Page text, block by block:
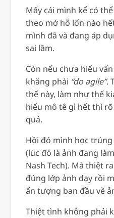
Mấy cái mình kể có
theo mớ hỗ lốn nào
mình đã và đang áp
sai lầm.
Còn nếu chưa hiểu
khăng phải “do agile”.
thế này, làm như thế
hiểu mô tê gì hết thì
quả.
Hồi đó mình học
(lúc đó là ảnh đang
Nash Tech). Mà thiệt
đúng lớp ảnh dạy rồi
ấn tượng ban đầu về
Thiệt tình không phải